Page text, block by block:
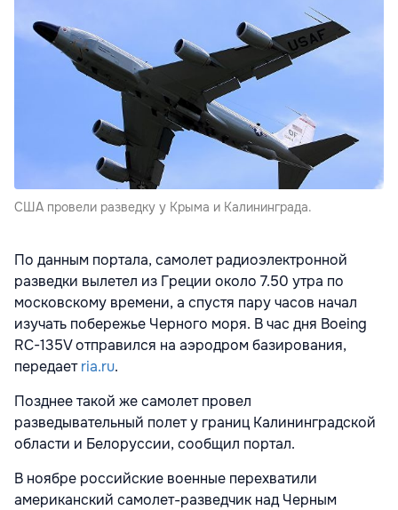
США провели разведку у Крыма и Калининграда.
По данным портала, самолет радиоэлектронной
разведки вылетел из Греции около 7.50 утра по
московскому времени, а спустя пару часов начал
изучать побережье Черного моря. В час дня Boeing
RC-135V отправился на аэродром базирования,
передаетria.ru.
Позднее такой же самолет провел
разведывательный полет у границ Калининградской
области и Белоруссии, сообщил портал.
В ноябре российские военные перехватили
американский самолет-разведчик над Черным